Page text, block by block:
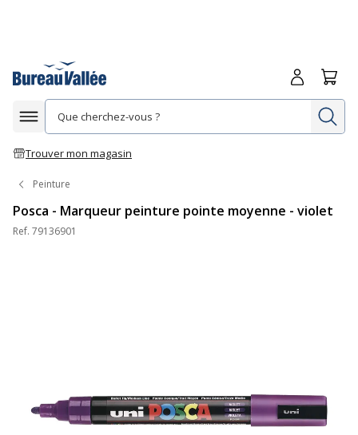
Afficher la navigation
Trouver mon magasin
Me
Peinture
Posca - Marqueur peinture pointe moyenne - violet
Ref. 79136901